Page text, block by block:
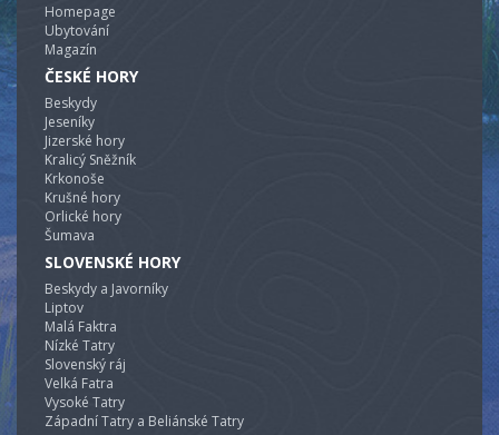
Homepage
Ubytování
Magazín
ČESKÉ HORY
Beskydy
Jeseníky
Jizerské hory
Kralicý Sněžník
Krkonoše
Krušné hory
Orlické hory
Šumava
SLOVENSKÉ HORY
Beskydy a Javorníky
Liptov
Malá Faktra
Nízké Tatry
Slovenský ráj
Velká Fatra
Vysoké Tatry
Západní Tatry a Beliánské Tatry